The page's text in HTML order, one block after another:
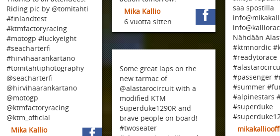
saa spostilla
Nähdään
#ktmnordic
#readytorace
#passenger
#summer
#alpinestars
#superduke
Riding pic by @tomitahti
#finlandtest
#ktmfactoryracing
#motogp #luckyeight
#seacharterfi
#hirvihaarankartano
#tomitahtiphotography
@seacharterfi
@hirvihaarankartano
@motogp
@ktmfactoryracing
@ktm_official
Mika Kallio
Mika Kallio
6 vuotta sitten
Some great laps on the
new tarmac of
@alastarocircuit with a
modified KTM
Superduke1290R and
brave people on board!
#twoseater